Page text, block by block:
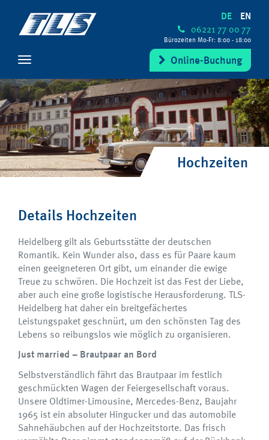
DE EN
06221 77 00 77
Bürozeiten Mo-Fr: 8:00 - 18:00
Online-Buchung
Hochzeiten
Details Hochzeiten
Heidelberg gilt als Geburtsstätte der deutschen
Romantik. Kein Wunder also, dass es für Paare kaum
einen geeigneteren Ort gibt, um einander die ewige
Treue zu schwören. Die Hochzeit ist das Fest der Liebe,
aber auch eine große logistische Herausforderung. TLS-
Heidelberg hat daher ein breitgefächertes
Leistungspaket geschnürt, um den schönsten Tag des
Lebens so reibungslos wie möglich zu organisieren.
Just married – Brautpaar an Bord
Selbstverständlich fährt das Brautpaar im festlich
geschmückten Wagen der Feiergesellschaft voraus.
Unsere Oldtimer-Limousine, Mercedes-Benz, Baujahr
1965 ist ein absoluter Hingucker und das automobile
Sahnehäubchen auf der Hochzeitstorte. Das frisch